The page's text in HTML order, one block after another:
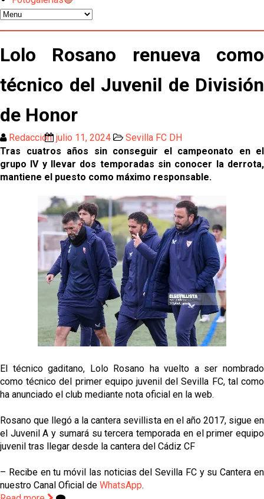
El Sevilla mueve ficha por Robbie Ure: la opción 'A'
para el ataque nervionense
Los contratiempos para García Plaza por la mala
gestión de un inválido Consejo
El Sevilla C se queda en Tercera Federación
Atlético y Getafe agitan el mercado de LaLiga
Luis García Plaza: No sufrir ya es un paso adelante
El Sevilla FC plantea ampliar hasta cinco fichajes
más antes del cierre
Djibril Sow pone rumbo a Italia para firmar su nuevo
contrato con el Genoa
Kochorashvili, seria opción para reforzar el centro
del campo sevillista
Sow muy cerca de cerrar su traspaso al Genoa
Oso es el siguiente en la lista para salir
Banquillos confirmados: así queda la cantera del
Sevilla Femenino para la 2026/27
Lolo Rosano renueva como
técnico del Juvenil de División
de Honor
Redacción julio 11, 2024
Sevilla FC DH
Tras cuatros años sin conseguir el campeonato en el
grupo IV y llevar dos temporadas sin conocer la derrota,
mantiene el puesto como máximo responsable.
El técnico gaditano, Lolo Rosano ha vuelto a ser nombrado
como técnico del primer equipo juvenil del Sevilla FC, tal como
ha anunciado el club mediante nota oficial en la web.
Rosano que llegó a la cantera sevillista en el año 2017, sigue en
el Juvenil A y sumará su tercera temporada en el primer equipo
juvenil tras llegar desde la cantera del Cádiz CF
– Recibe en tu móvil las noticias del Sevilla FC y su Cantera en
nuestro Canal Oficial de WhatsApp.